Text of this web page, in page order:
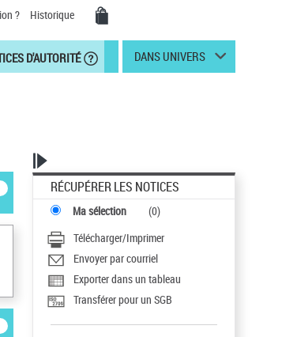
? Historique
D'AUTORITÉ DANS UNIVERS
RÉCUPÉRER LES NOTICES
Ma sélection (0)
Télécharger/Imprimer
Envoyer par courriel
Exporter dans un tableau
Transférer pour un SGB